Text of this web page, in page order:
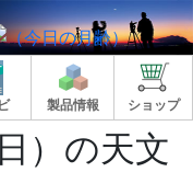
製品情報 ショップ
）の天文